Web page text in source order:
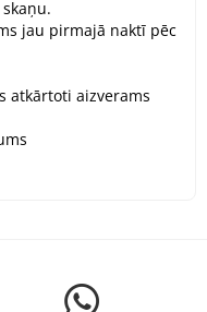
jau pirmajā naktī pēc
atkārtoti aizverams